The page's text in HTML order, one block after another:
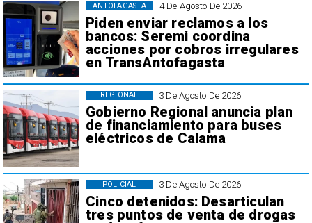
4 De Agosto De 2026
Piden enviar reclamos a los
bancos: Seremi coordina
acciones por cobros irregulares
en TransAntofagasta
ANTOFAGASTA
3 De Agosto De 2026
Gobierno Regional anuncia plan
de financiamiento para buses
eléctricos de Calama
REGIONAL
3 De Agosto De 2026
Cinco detenidos: Desarticulan
tres puntos de venta de drogas
POLICIAL